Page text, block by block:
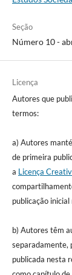
Seção
Número 10 -
Licença
Autores que
termos:
a) Autores
de primeira
a Licença
publicação
b) Autores têm
separadamente,
publicada nesta